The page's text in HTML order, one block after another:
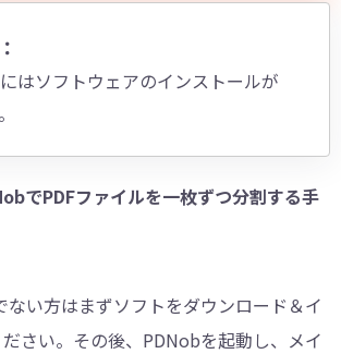
はソフトウェアのインストールが
でPDFファイルを一枚ずつ分割する手
い方はまずソフトをダウンロード＆イ
さい。その後、PDNobを起動し、メイ